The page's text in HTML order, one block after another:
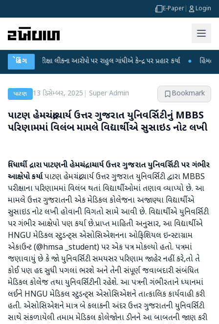
E-Paper Login
બ્રેકિંગ
પરીક્ષા લીકના આરોપો પર રાહુલ ગાંધીએ કેન્દ્ર પર પ્રહાર કર્યા ● હિંમતનગરમાં
પાટણ 13 ડિસેમ્બર, 2025 Super Admin Bookmark
પાટણ હેમચંદ્રાચાર્ય ઉત્તર ગુજરાત યુનિવર્સિટીનું MBBS
પરિણામમાં વિલંબ મામલે વિદ્યાર્થીએ સુસાઇડ નોટ લખી
વિધાર્થી દ્રારા પાટણની હેમચંદ્રાચાર્ય ઉત્તર ગુજરાત યુનિવર્સિટી પર ગંભીર
આક્ષેપો કર્યાપાટણ હેમચંદ્રાચાર્ય ઉત્તર ગુજરાત યુનિવર્સિટી દ્વારા MBBS
પરીક્ષાના પરિણામમાં વિલંબ થતાં વિદ્યાર્થીઓમાં તણાવ વ્યાપ્યો છે. આ
મામલે ઉત્તર ગુજરાતની એક મેડિકલ કોલેજના અજાણ્યા વિદ્યાર્થીએ
સુસાઇડ નોટ લખી હોવાની વિગતો સામે આવી છે. વિદ્યાર્થીએ યુનિવર્સિટી
પર ગંભીર આક્ષેપો પણ કર્યા છે.પ્રાપ્ત માહિતી અનુસાર, આ વિદ્યાર્થીએ
HNGU મેડિકલ સ્ટુડન્ટ્સ એસોસિએશનના ઓફિશિયલ ઇન્સ્ટાગ્રામ
એકાઉન્ટ (@hmsa _student) પર એક પત્ર મોકલ્યો હતો. પત્રમાં
જણાવાયું છે કે જો યુનિવર્સિટી સમયસર પરિણામ જાહેર નહીં કરે,તો તે
કોઈ પણ હદ સુધી પગલાં ભરશે અને તેની સંપૂર્ણ જવાબદારી સંબંધિત
મેડિકલ કોલેજ તથા યુનિવર્સિટીની રહેશે. આ પત્રની ગંભીરતાને ધ્યાનમાં
લઈને HNGU મેડિકલ સ્ટુડન્ટ્સ એસોસિએશને તાત્કાલિક કાર્યવાહી કરી
હતી. એસોસિએશને માત્ર બે કલાકની અંદર ઉત્તર ગુજરાતની યુનિવર્સિટી
સાથે સંકળાયેલી તમામ મેડિકલ કોલેજોના ડીનને આ બાબતની જાણ કરી